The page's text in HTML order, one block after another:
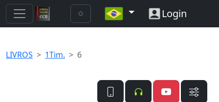
Login
LIVROS 1Tim. 6